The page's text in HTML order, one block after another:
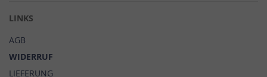
LINKS
AGB
WIDERRUF
LIEFERUNG